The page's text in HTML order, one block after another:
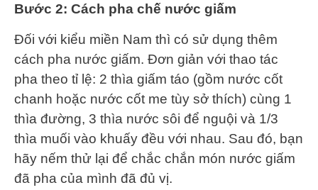
Bước 2: Cách pha chế nước giấm
Đối với kiểu miền Nam thì có sử dụng thêm
cách pha nước giấm. Đơn giản với thao tác
pha theo tỉ lệ: 2 thìa giấm táo (gồm nước cốt
chanh hoặc nước cốt me tùy sở thích) cùng 1
thìa đường, 3 thìa nước sôi để nguội và 1/3
thìa muối vào khuấy đều với nhau. Sau đó, bạn
hãy nếm thử lại để chắc chắn món nước giấm
đã pha của mình đã đủ vị.